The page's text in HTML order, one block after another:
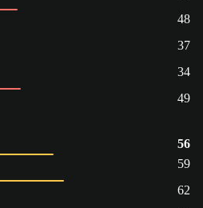
48
37
34
49
56
59
62